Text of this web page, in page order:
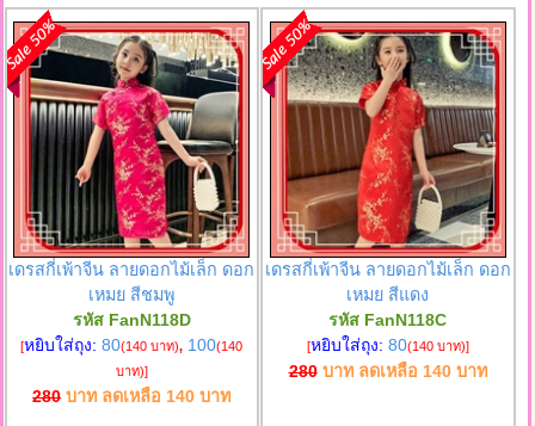
เดรสกี่เพ้าจีน ลายดอกไม้เล็ก ดอก
เหมย สีชมพู
รหัส FanN118D
[หยิบใส่ถุง:80(140 บาท), 100(140
บาท)]
280บาท ลดเหลือ 140 บาท
เดรสกี่เพ้าจีน ลายดอกไม้เล็ก ดอก
เหมย สีแดง
รหัส FanN118C
[หยิบใส่ถุง: 80(140 บาท)]
280บาท ลดเหลือ 140บาท